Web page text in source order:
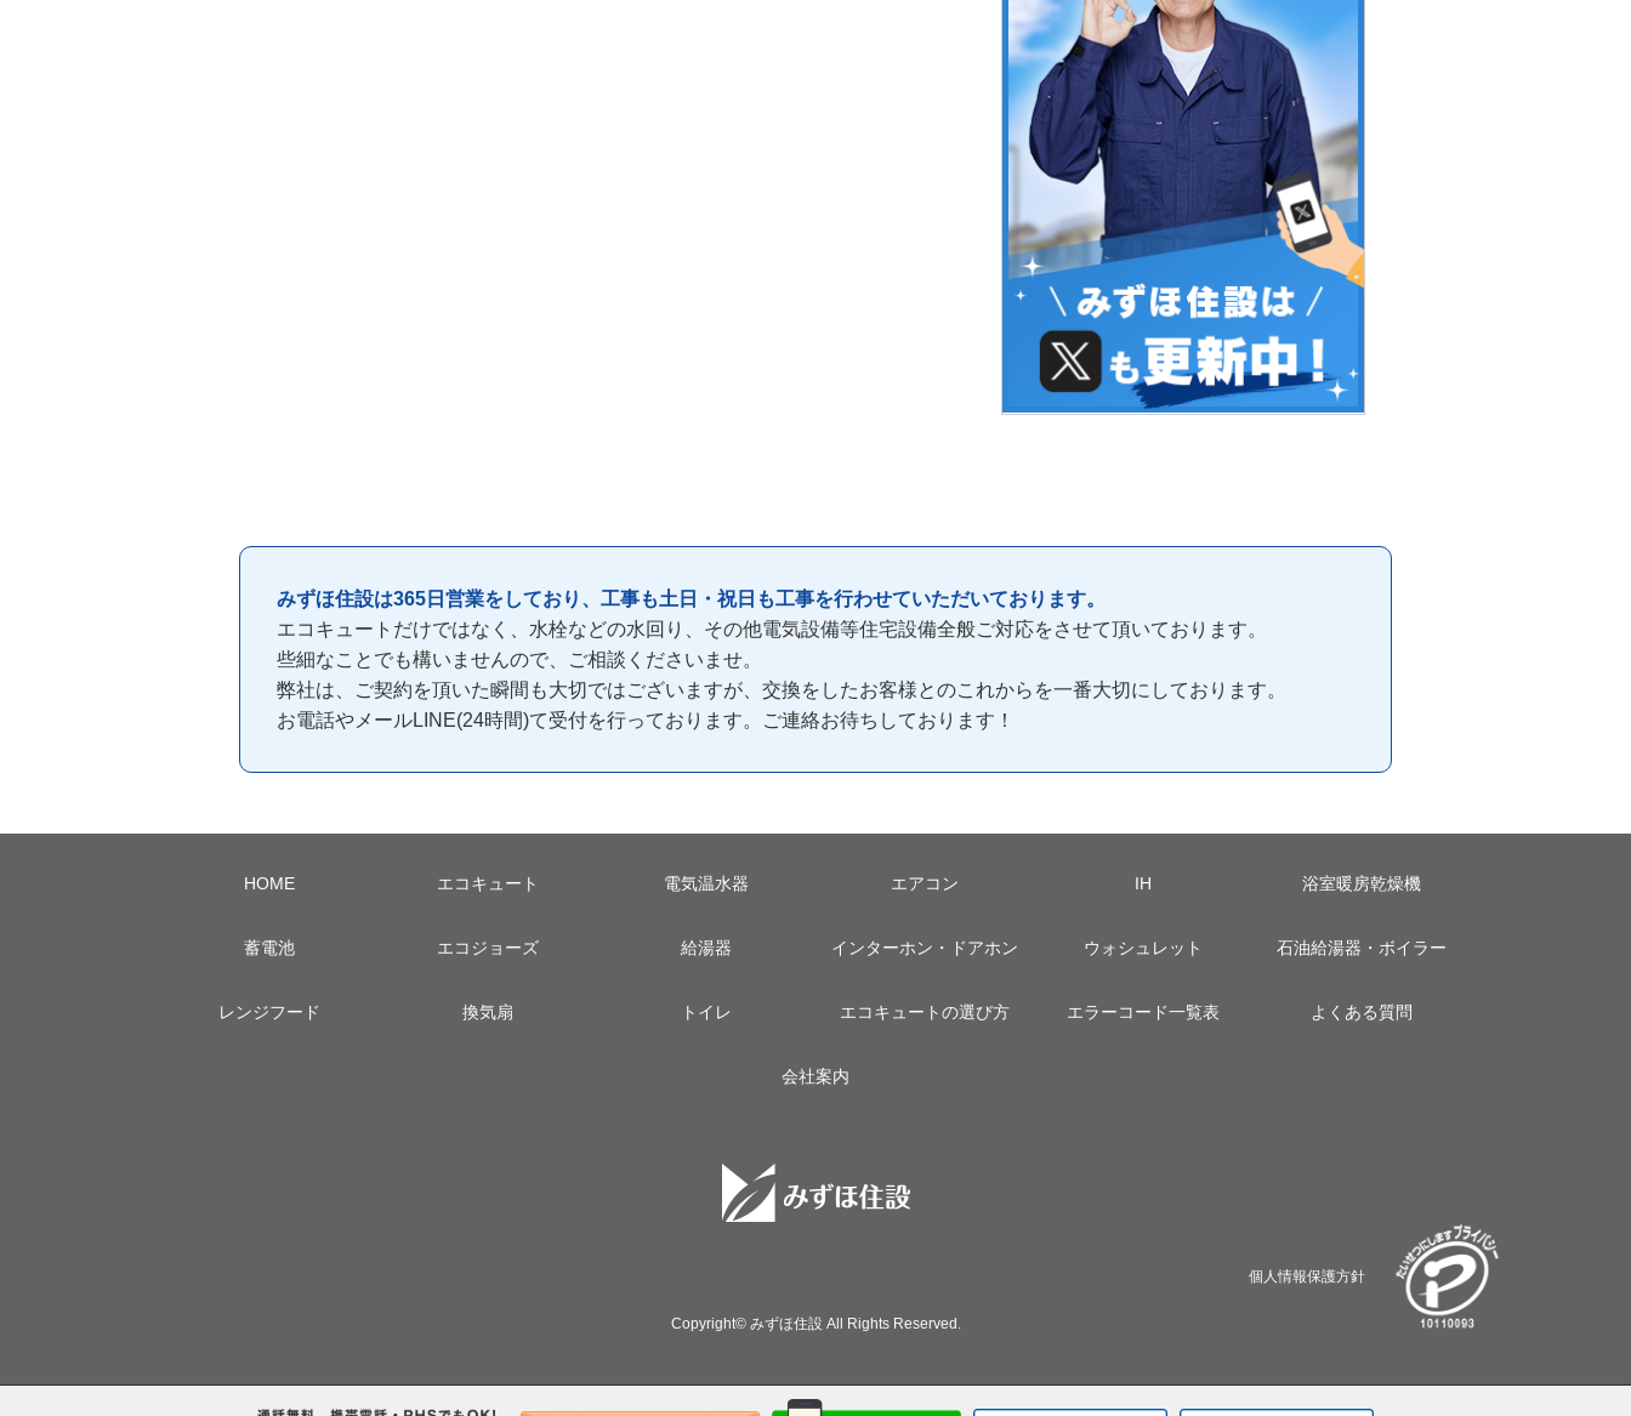
みずほ住設は365日営業をしており、工事も土日・祝日も工事を行わせていただいております。
エコキュートだけではなく、水栓などの水回り、その他電気設備等住宅設備全般ご対応をさせて頂いております。
些細なことでも構いませんので、ご相談くださいませ。
弊社は、ご契約を頂いた瞬間も大切ではございますが、交換をしたお客様とのこれからを一番大切にしております。
お電話やメールLINE(24時間)て受付を行っております。ご連絡お待ちしております！
HOME エコキュート 電気温水器 エアコン IH 浴室暖房乾燥機
蓄電池 エコジョーズ 給湯器 インターホン・ドアホン ウォシュレット 石油給湯器・ボイラー
レンジフード 換気扇 トイレ エコキュートの選び方 エラーコード一覧表 よくある質問
会社案内
個人情報保護方針
Copyright© みずほ住設 All Rights Reserved.